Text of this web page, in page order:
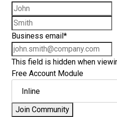
Business email *
This field is hidden when
Free Account Module